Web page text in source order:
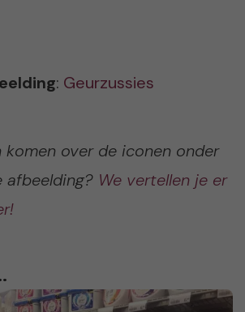
: Geurzussies
over de iconen onder
afbeelding? We vertellen je er